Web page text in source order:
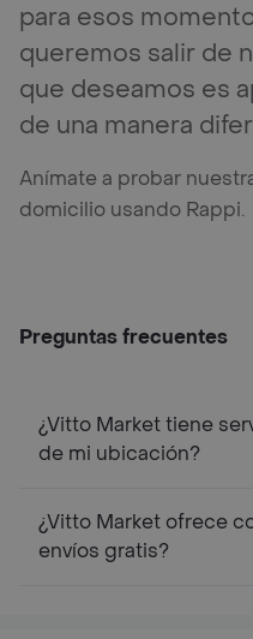
para esos
queremos salir de
que deseamos es
de una manera
Anímate a probar
domicilio usando Rappi.
Preguntas frecuentes
¿Vitto Market tiene
de mi ubicación?
¿Vitto Market ofrece
envíos gratis?